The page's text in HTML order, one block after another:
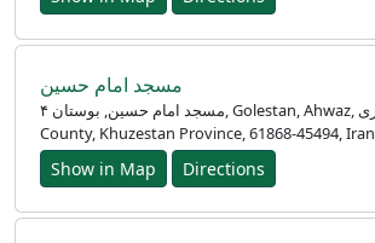
مسجد امام حسین
مسجد امام حسین, بوستان ۴, Golestan, Ahwaz, بخش مرکزی, Ahvaz
County, Khuzestan Province, 61868-45494, Iran
Show in Map Directions